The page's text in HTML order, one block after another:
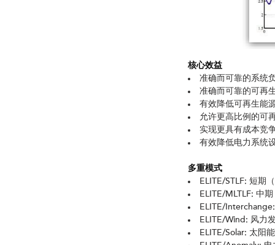
核心效益
准确而可靠的系统
准确而可靠的可再
有效降低可再生能
允许更高比例的可
实现更具有成本竞
有效降低电力系统
多重模式
ELITE/STLF: 短期
ELITE/MLTLF: 中
ELITE/
ELITE/Wind: 风力
ELITE/Solar: 太阳